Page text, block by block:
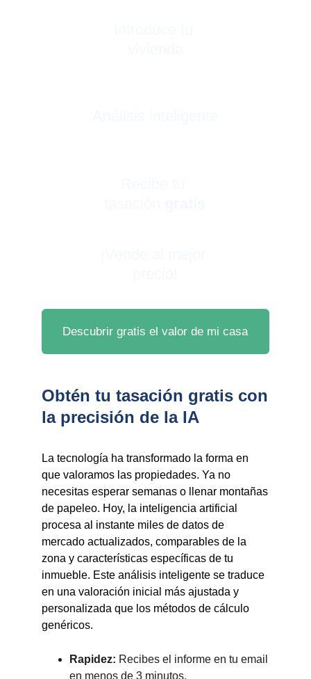
Descubrir gratis el valor de mi casa
Obtén tu tasación gratis con
la precisión de la IA
La tecnología ha transformado la forma en
que valoramos las propiedades. Ya no
necesitas esperar semanas o llenar montañas
de papeleo. Hoy, la inteligencia artificial
procesa al instante miles de datos de
mercado actualizados, comparables de la
zona y características específicas de tu
inmueble. Este análisis inteligente se traduce
en una valoración inicial más ajustada y
personalizada que los métodos de cálculo
genéricos.
Rapidez: Recibes el informe en tu email
en menos de 3 minutos.